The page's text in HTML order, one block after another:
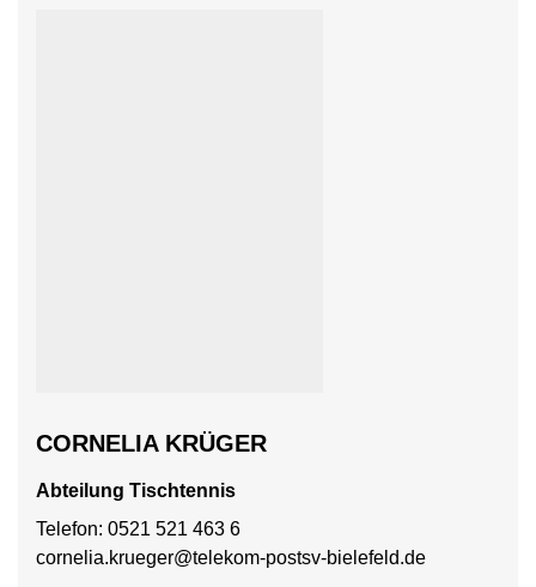
CORNELIA KRÜGER
Abteilung Tischtennis
Telefon: 0521 521 463 6
cornelia.krueger@telekom-postsv-bielefeld.de